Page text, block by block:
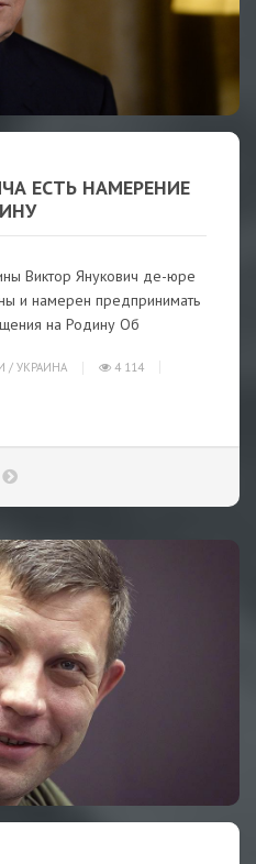
ЕСТЬ НАМЕРЕНИЕ
Виктор Янукович де-юре
и намерен предпринимать
на Родину Об
/ УКРАИНА
4 114